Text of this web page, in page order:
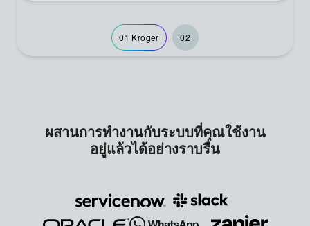
01 Kroger 02
ผสานการทำงานกับระบบที่คุณใช้งาน
อยู่แล้วได้อย่างราบรื่น